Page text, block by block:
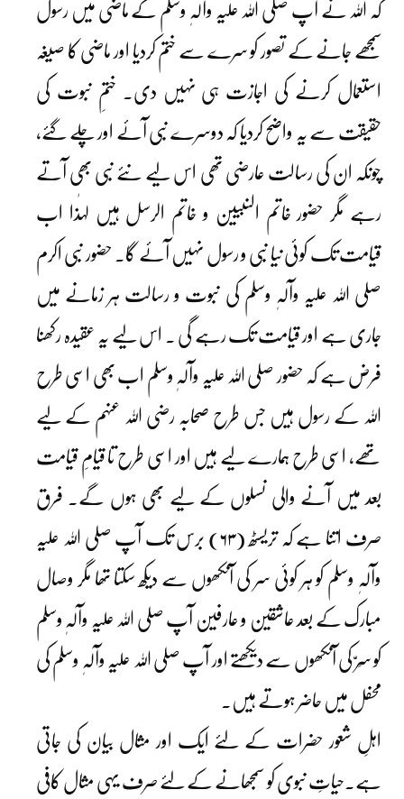
کہ اللہ نے آپ صلی اللہ علیہ وآلہٖ وسلم کے ماضی میں رسول
سمجھے جانے کے تصور کو سرے سے ختم کردیا اور ماضی کا صیغہ
استعمال کرنے کی اجازت ہی نہیں دی۔ ختمِ نبوت کی
حقیقت سے یہ واضح کردیا کہ دوسرے نبی آئے اور چلے گئے،
چونکہ ان کی رسالت عارضی تھی اس لیے نئے نبی بھی آتے
رہے مگر حضور خاتم النبیین و خاتم الرسل ہیں لہٰذا اب
قیامت تک کوئی نیا نبی و رسول نہیں آئے گا۔ حضور نبی اکرم
صلی اللہ علیہ وآلہٖ وسلم کی نبوت و رسالت ہر زمانے میں
جاری ہے اور قیامت تک رہے گی ۔ اس لیے یہ عقیدہ رکھنا
فرض ہے کہ حضور صلی اللہ علیہ وآلہٖ وسلم اب بھی اسی طرح
اللہ کے رسول ہیں جس طرح صحابہ رضی اللہ عنہم کے لیے
تھے، اسی طرح ہمارے لیے ہیں اور اسی طرح تا قیامِ قیامت
بعد میں آنے والی نسلوں کے لیے بھی ہوں گے۔ فرق
صرف اتنا ہے کہ تریسٹھ (۶۳) برس تک آپ صلی اللہ علیہ
وآلہٖ وسلم کو ہر کوئی سر کی آنکھوں سے دیکھ سکتا تھا مگر وصال
مبارک کے بعد عاشقین و عارفین آپ صلی اللہ علیہ وآلہٖ وسلم
کو سِرّ کی آنکھوں سے دیکھتے اور آپ صلی اللہ علیہ وآلہٖ وسلم کی
محفل میں حاضر ہوتے ہیں۔
اہلِ شعور حضرات کے لئے ایک اور مثال بیان کی جاتی
ہے۔حیاتِ نبوی کو سمجھانے کے لئے صرف یہی مثال کافی